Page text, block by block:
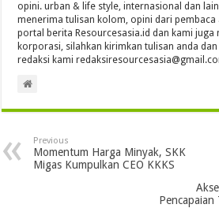
opini. urban & life style, internasional dan
menerima tulisan kolom, opini dari pembaca
portal berita Resourcesasia.id dan kami
korporasi, silahkan kirimkan tulisan anda dan
redaksi kami
Previous
Momentum Harga Minyak, SKK
Migas Kumpulkan CEO KKKS